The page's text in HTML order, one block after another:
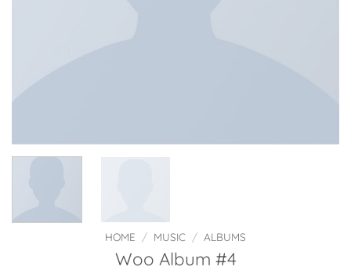
HOME / MUSIC / ALBUMS
Woo Album #4